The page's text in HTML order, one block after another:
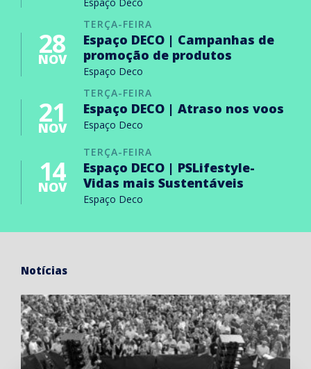
Espaço Deco
TERÇA-FEIRA
28
NOV
Espaço DECO | Campanhas de
promoção de produtos
Espaço Deco
TERÇA-FEIRA
21
NOV
Espaço DECO | Atraso nos voos
Espaço Deco
TERÇA-FEIRA
14
NOV
Espaço DECO | PSLifestyle-
Vidas mais Sustentáveis
Espaço Deco
Notícias